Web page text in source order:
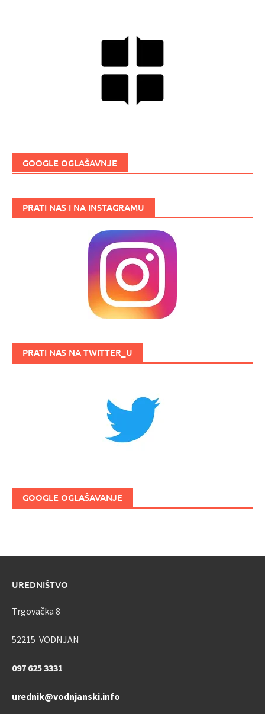
GOOGLE OGLAŠAVNJE
PRATI NAS I NA INSTAGRAMU
PRATI NAS NA TWITTER_U
GOOGLE OGLAŠAVANJE
UREDNIŠTVO
Trgovačka 8
52215 VODNJAN
097 625 3331
urednik@vodnjanski.info